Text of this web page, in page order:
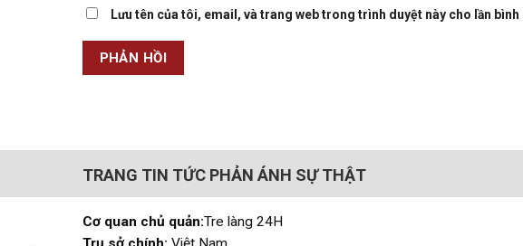
Lưu tên của tôi, email, và trang web trong trình duyệt này cho lần
TRANG TIN TỨC PHẢN ÁNH SỰ THẬT
Cơ quan chủ quản:Tre làng 24H